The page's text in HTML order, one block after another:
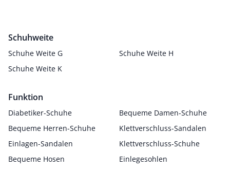
Schuhweite
Schuhe Weite G
Schuhe Weite H
Schuhe Weite K
Funktion
Diabetiker-Schuhe
Bequeme Damen-Schuhe
Bequeme Herren-Schuhe
Klettverschluss-Sandalen
Einlagen-Sandalen
Klettverschluss-Schuhe
Bequeme Hosen
Einlegesohlen